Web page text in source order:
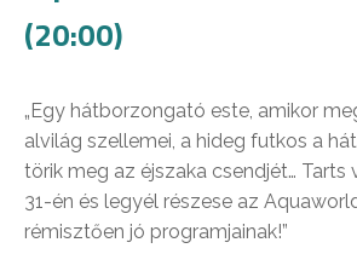
(20:00)
„Egy hátborzongató este, amikor
alvilág szellemei, a hideg futkos a
törik meg az éjszaka csendjét… Tarts
31-én és legyél részese az
rémisztően jó programjainak!”